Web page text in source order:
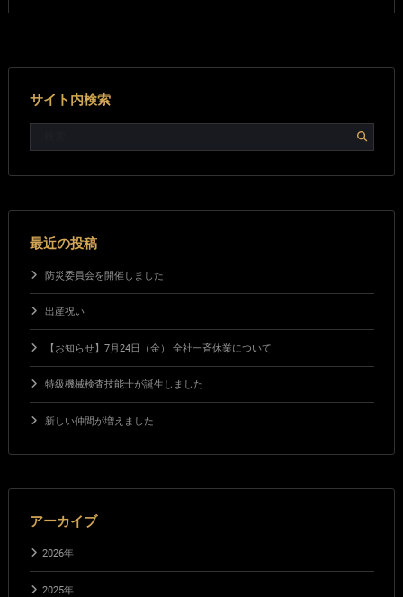
サイト内検索
最近の投稿
防災委員会を開催しました
出産祝い
【お知らせ】7月24日（金） 全社一斉休業について
特級機械検査技能士が誕生しました
新しい仲間が増えました
アーカイブ
2026年
2025年